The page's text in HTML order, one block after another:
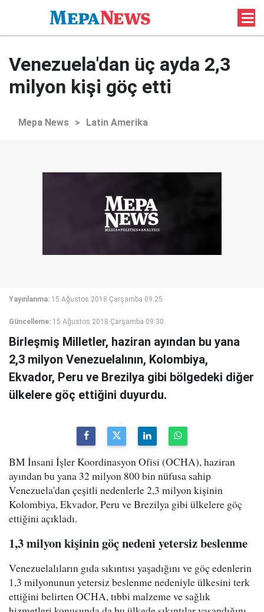
Venezuela'dan üç ayda 2,3
milyon kişi göç etti
Mepa News > Latin Amerika
Yayınlanma: 15 Ağustos 2018 Çarşamba 09:25
Güncelleme: 15 Ağustos 2018 Çarşamba 09:30
Birleşmiş Milletler, haziran ayından bu yana
2,3 milyon Venezuelalının, Kolombiya,
Ekvador, Peru ve Brezilya gibi bölgedeki diğer
ülkelere göç ettiğini duyurdu.
BM İnsani İşler Koordinasyon Ofisi (OCHA), haziran
ayından bu yana 32 milyon 800 bin nüfusa sahip
Venezuela'dan çeşitli nedenlerle 2,3 milyon kişinin
Kolombiya, Ekvador, Peru ve Brezilya gibi ülkelere göç
ettiğini açıkladı.
1,3 milyon kişinin göç nedeni yetersiz beslenme
Venezuelalıların gıda sıkıntısı yaşadığını ve göç edenlerin
1,3 milyonunun yetersiz beslenme nedeniyle ülkesini terk
ettiğini belirten OCHA, tıbbi malzeme ve sağlık